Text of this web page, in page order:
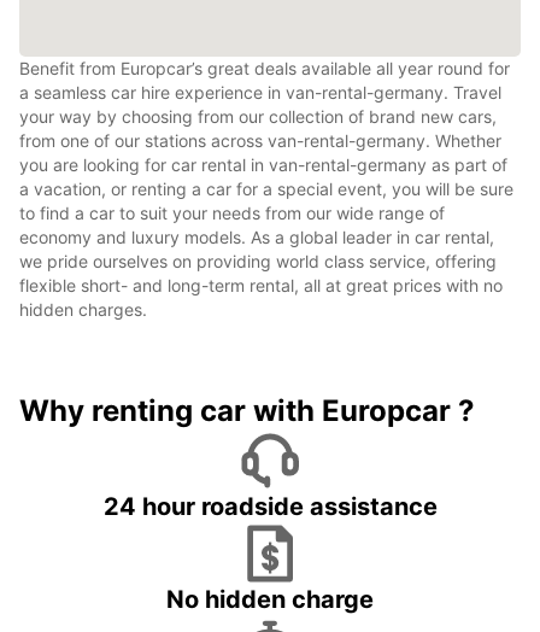
Benefit from Europcar’s great deals available all year round for
a seamless car hire experience in van-rental-germany. Travel
your way by choosing from our collection of brand new cars,
from one of our stations across van-rental-germany. Whether
you are looking for car rental in van-rental-germany as part of
a vacation, or renting a car for a special event, you will be sure
to find a car to suit your needs from our wide range of
economy and luxury models. As a global leader in car rental,
we pride ourselves on providing world class service, offering
flexible short- and long-term rental, all at great prices with no
hidden charges.
Why renting car with Europcar ?
24 hour roadside assistance
No hidden charge